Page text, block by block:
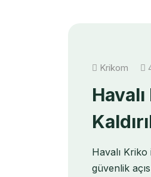
Krikom
Havalı Kriko
güvenlik